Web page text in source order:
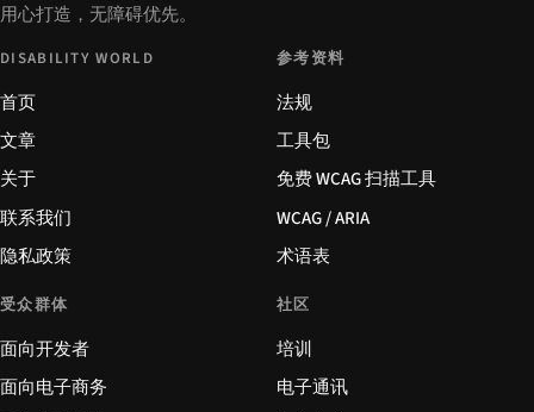
用心打造，无障碍优先。
DISABILITY WORLD
首页
文章
关于
联系我们
隐私政策
参考资料
法规
工具包
免费 WCAG 扫描工具
WCAG / ARIA
术语表
受众群体
面向开发者
面向电子商务
社区
培训
电子通讯